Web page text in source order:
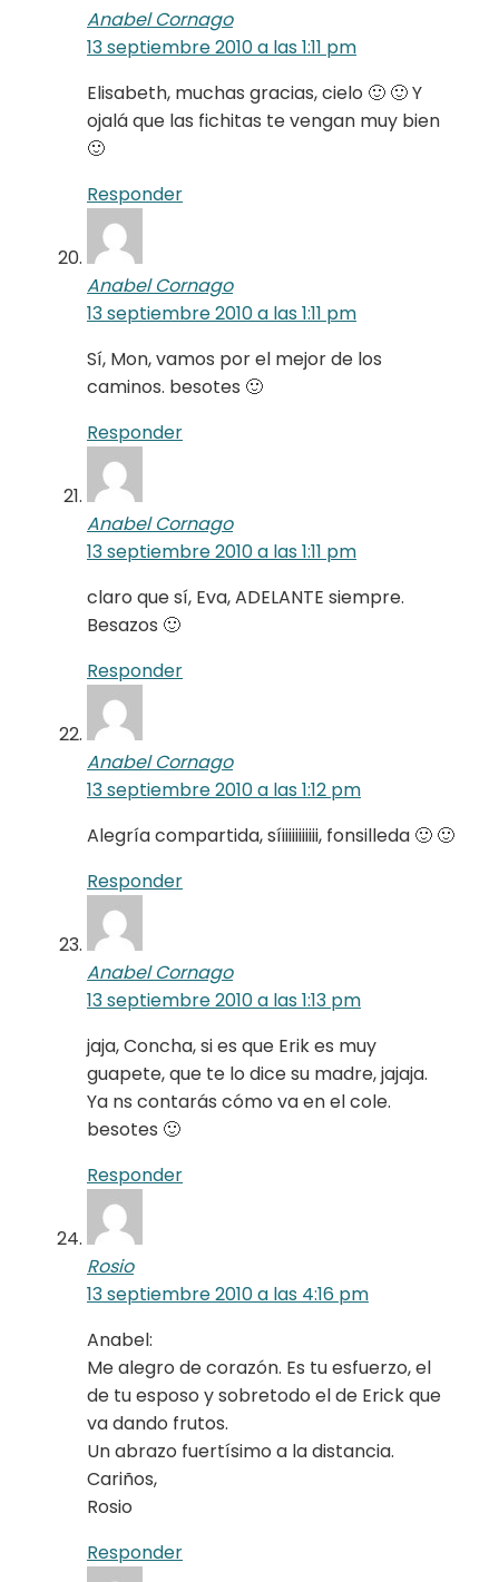
Anabel Cornago
13 septiembre 2010 a las 1:11 pm
Elisabeth, muchas gracias, cielo 🙂 🙂 Y
ojalá que las fichitas te vengan muy bien
🙂
Responder
Anabel Cornago
13 septiembre 2010 a las 1:11 pm
Sí, Mon, vamos por el mejor de los
caminos. besotes 🙂
Responder
Anabel Cornago
13 septiembre 2010 a las 1:11 pm
claro que sí, Eva, ADELANTE siempre.
Besazos 🙂
Responder
Anabel Cornago
13 septiembre 2010 a las 1:12 pm
Alegría compartida, síiiiiiiiiiii, fonsilleda 🙂 🙂
Responder
Anabel Cornago
13 septiembre 2010 a las 1:13 pm
jaja, Concha, si es que Erik es muy
guapete, que te lo dice su madre, jajaja.
Ya ns contarás cómo va en el cole.
besotes 🙂
Responder
Rosio
13 septiembre 2010 a las 4:16 pm
Anabel:
Me alegro de corazón. Es tu esfuerzo, el
de tu esposo y sobretodo el de Erick que
va dando frutos.
Un abrazo fuertísimo a la distancia.
Cariños,
Rosio
Responder